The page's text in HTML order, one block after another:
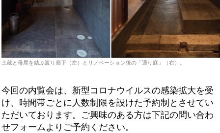
土蔵と母屋を結ぶ渡り廊下（左）とリノベーション後の「通り庭」（右）。
今回の内覧会は、新型コロナウイルスの感染拡大を受
け、時間帯ごとに人数制限を設けた予約制とさせてい
ただいております。ご興味のある方は下記の問い合わ
せフォームよりご予約ください。